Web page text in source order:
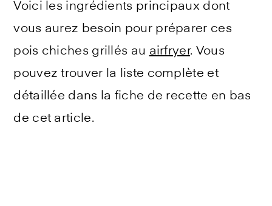
Voici les ingrédients principaux dont
vous aurez besoin pour préparer ces
pois chiches grillés au airfryer. Vous
pouvez trouver la liste complète et
détaillée dans la fiche de recette en bas
de cet article.